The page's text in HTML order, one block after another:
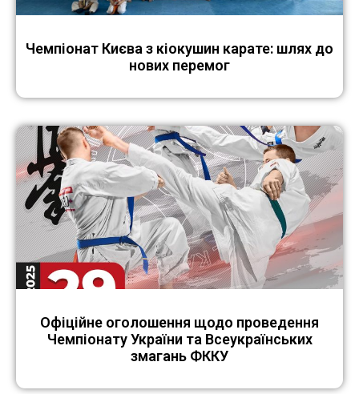
Чемпіонат Києва з кіокушин карате: шлях до
нових перемог
Офіційне оголошення щодо проведення
Чемпіонату України та Всеукраїнських
змагань ФККУ